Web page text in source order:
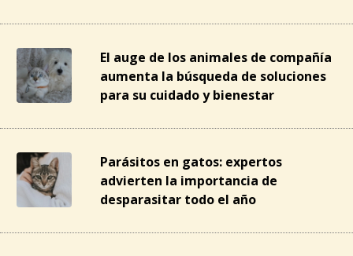
El auge de los animales de compañía
aumenta la búsqueda de soluciones
para su cuidado y bienestar
Parásitos en gatos: expertos
advierten la importancia de
desparasitar todo el año